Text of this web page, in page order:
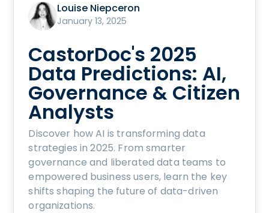
Louise Niepceron
January 13, 2025
CastorDoc's 2025
Data Predictions: AI,
Governance & Citizen
Analysts
Discover how AI is transforming data
strategies in 2025. From smarter
governance and liberated data teams to
empowered business users, learn the key
shifts shaping the future of data-driven
organizations.